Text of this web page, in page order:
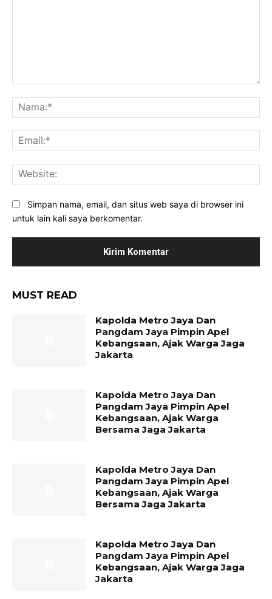
Simpan nama, email, dan situs web saya di browser ini
untuk lain kali saya berkomentar.
MUST READ
Kapolda Metro Jaya Dan
Pangdam Jaya Pimpin Apel
Kebangsaan, Ajak Warga Jaga
Jakarta
Kapolda Metro Jaya Dan
Pangdam Jaya Pimpin Apel
Kebangsaan, Ajak Warga
Bersama Jaga Jakarta
Kapolda Metro Jaya Dan
Pangdam Jaya Pimpin Apel
Kebangsaan, Ajak Warga
Bersama Jaga Jakarta
Kapolda Metro Jaya Dan
Pangdam Jaya Pimpin Apel
Kebangsaan, Ajak Warga Jaga
Jakarta